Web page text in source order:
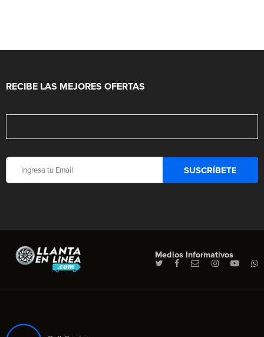
RECIBE LAS MEJORES OFERTAS
Medios Informativos